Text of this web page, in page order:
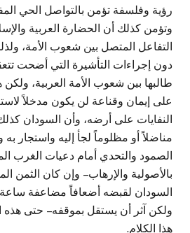
رؤية وفلسفة تؤمن بالتواصل الحي
وتؤمن كذلك أن الحضارة العربية
التفاعل المتصل بين شعوب الأمة،
دون إجراءات التأشيرة التي أضحت
طالبها بين شعوب الأمة العربية،
على إيمان وقناعة لن يكون مدخلاً
النفايات على أرضه، وأن السودان
مناضلاً أو مظلوماً لجأ إليه واستجار
الصمود والتحدي أمام دعيات الغرب
بالأصولية والإرهاب – وإن كان الثمن
السودان لقبضه أضعافاً مضاعفة ساعة
ولكن آثر أن يستقل بموقفه – حتى هذه
هذا الكلام.